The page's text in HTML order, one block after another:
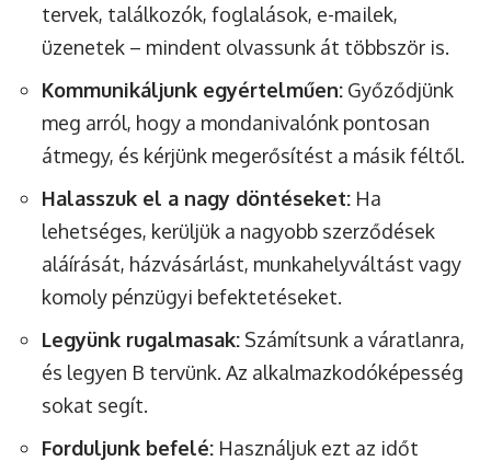
tervek, találkozók, foglalások, e-mailek,
üzenetek – mindent olvassunk át többször is.
Kommunikáljunk egyértelműen: Győződjünk
meg arról, hogy a mondanivalónk pontosan
átmegy, és kérjünk megerősítést a másik féltől.
Halasszuk el a nagy döntéseket: Ha
lehetséges, kerüljük a nagyobb szerződések
aláírását, házvásárlást, munkahelyváltást vagy
komoly pénzügyi befektetéseket.
Legyünk rugalmasak: Számítsunk a váratlanra,
és legyen B tervünk. Az alkalmazkodóképesség
sokat segít.
Forduljunk befelé: Használjuk ezt az időt